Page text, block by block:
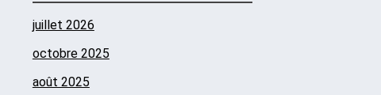
juillet 2026
octobre 2025
août 2025